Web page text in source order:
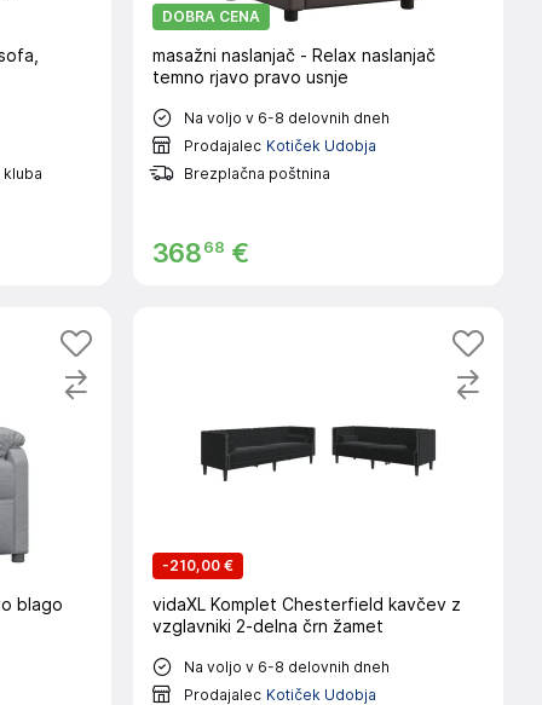
DOBRA CENA
masažni naslanjač - Relax naslanjač
temno rjavo pravo usnje
Na voljo v 6-8 delovnih dneh
Prodajalec Kotiček Udobja
Brezplačna poštnina
36868 €
blago
-210,00 €
vidaXL Komplet Chesterfield kavčev z
vzglavniki 2-delna črn žamet
Na voljo v 6-8 delovnih dneh
Prodajalec Kotiček Udobja